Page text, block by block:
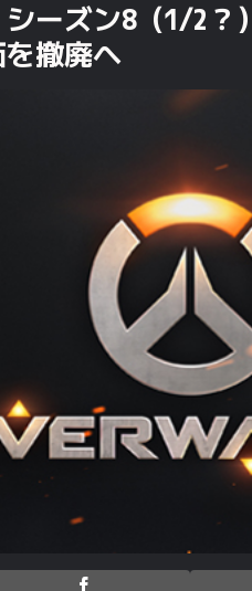
ーズン8（1/2？
撤廃へ